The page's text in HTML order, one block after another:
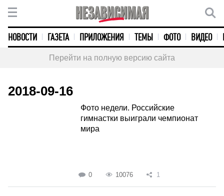
НОВОСТИ ГАЗЕТА ПРИЛОЖЕНИЯ ТЕМЫ ФОТО ВИДЕО
Перейти на полную версию сайта
2018-09-16
Фото недели. Российские
гимнастки выиграли чемпионат
мира
0 10076 1